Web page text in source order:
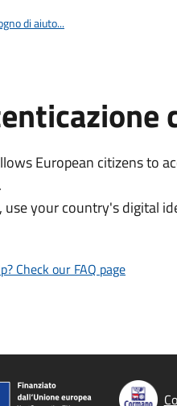
di aiuto...
European citizens to
use your country's digital
Check our FAQ page